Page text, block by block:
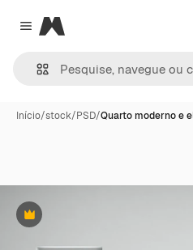
Close menu
Magnific
Início/stock/PSD/Quarto moderno e
Premium